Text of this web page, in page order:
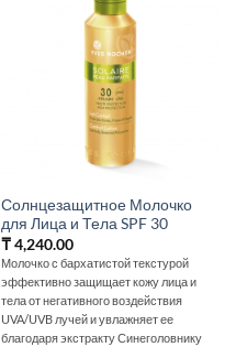
Солнцезащитное Молочко
для Лица и Тела SPF 30
₸4,240.00
Молочко с бархатистой текстурой
эффективно защищает кожу лица и
тела от негативного воздействия
UVA/UVB лучей и увлажняет ее
благодаря экстракту Синеголовнику